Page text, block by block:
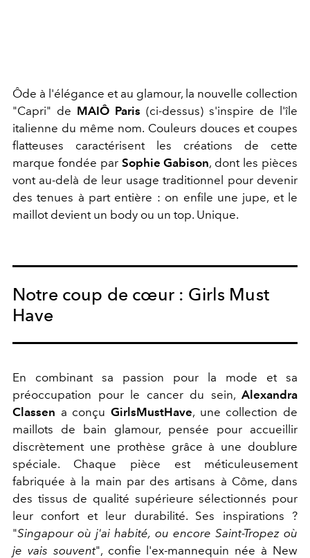
Ôde à l'élégance et au glamour, la nouvelle collection
"Capri" de MAIÔ Paris (ci-dessus) s'inspire de l'île
italienne du même nom. Couleurs douces et coupes
flatteuses caractérisent les créations de cette
marque fondée par Sophie Gabison, dont les pièces
vont au-delà de leur usage traditionnel pour devenir
des tenues à part entière : on enfile une jupe, et le
maillot devient un body ou un top. Unique.
Notre coup de cœur : Girls Must
Have
En combinant sa passion pour la mode et sa
préoccupation pour le cancer du sein, Alexandra
Classen a conçu GirlsMustHave, une collection de
maillots de bain glamour, pensée pour accueillir
discrètement une prothèse grâce à une doublure
spéciale. Chaque pièce est méticuleusement
fabriquée à la main par des artisans à Côme, dans
des tissus de qualité supérieure sélectionnés pour
leur confort et leur durabilité. Ses inspirations ?
"Singapour où j'ai habité, ou encore Saint-Tropez où
je vais souvent", confie l'ex-mannequin née à New